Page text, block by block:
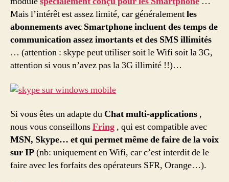
Mais l’intérêt est assez limité, car généralementles
abonnements avec Smartphone incluent des temps de
communication assez imortants et des SMS illimités
… (attention : skype peut utiliser soit le Wifi soit la 3G,
attention si vous n’avez pas la 3G illimité !!)…
Si vous êtes un adapte du Chat multi-applications ,
nous vous conseillonsFring , qui est compatible avec
MSN, Skype… et qui permet même de faire de la voix
sur IP(nb: uniquement en Wifi, car c’est interdit de le
faire avec les forfaits des opérateurs SFR, Orange…).